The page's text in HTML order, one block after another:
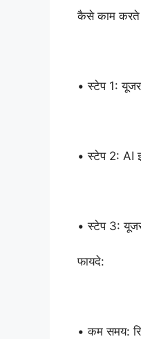
कैसे काम करते
• स्टेप 1:
• स्टेप 2: AI
• स्टेप 3:
फायदे:
• कम समय: